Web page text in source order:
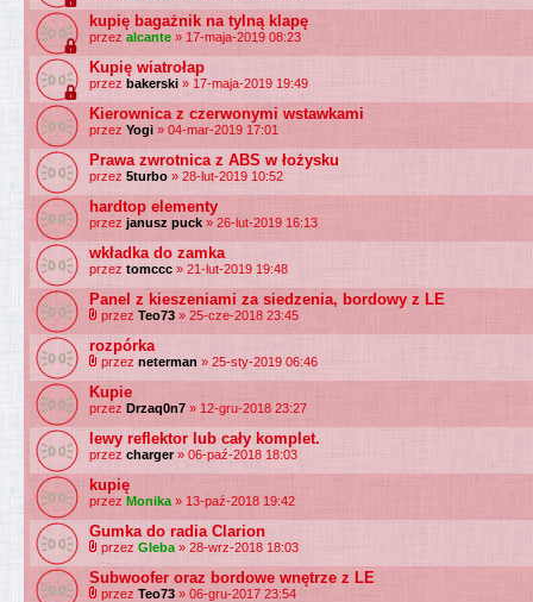
kupię bagażnik na tylną klapę
przez alcante » 17-maja-2019 08:23
Kupię wiatrołap
przez bakerski » 17-maja-2019 19:49
Kierownica z czerwonymi wstawkami
przez Yogi » 04-mar-2019 17:01
Prawa zwrotnica z ABS w łożysku
przez 5turbo » 28-lut-2019 10:52
hardtop elementy
przez janusz puck » 26-lut-2019 16:13
wkładka do zamka
przez tomccc » 21-lut-2019 19:48
Panel z kieszeniami za siedzenia, bordowy z LE
przez Teo73 » 25-cze-2018 23:45
rozpórka
przez neterman » 25-sty-2019 06:46
Kupie
przez Drzaq0n7 » 12-gru-2018 23:27
lewy reflektor lub cały komplet.
przez charger» 06-paź-2018 18:03
kupię
przez Monika » 13-paź-2018 19:42
Gumka do radia Clarion
przez Gleba » 28-wrz-2018 18:03
Subwoofer oraz bordowe wnętrze z LE
przez Teo73 » 06-gru-2017 23:54